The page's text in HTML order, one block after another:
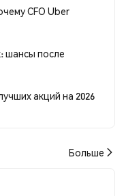
CFO Uber
шансы после
акций на 2026
Больше